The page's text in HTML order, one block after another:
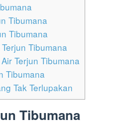
Tibumana
Tibumana
Tibumana
Terjun Tibumana
Tibumana
Tak Terlupakan
Tibumana